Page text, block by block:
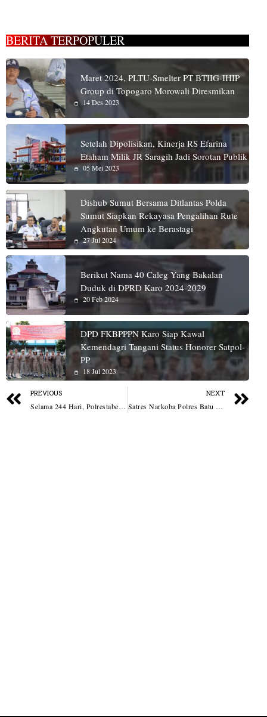
BERITA TERPOPULER
Maret 2024, PLTU-Smelter PT BTIIG-IHIP
Group di Topogaro Morowali Diresmikan
14 Des 2023
Setelah Dipolisikan, Kinerja RS Efarina
Etaham Milik JR Saragih Jadi Sorotan Publik
05 Mei 2023
Dishub Sumut Bersama Ditlantas Polda
Sumut Siapkan Rekayasa Pengalihan Rute
Angkutan Umum ke Berastagi
27 Jul 2024
Berikut Nama 40 Caleg Yang Bakalan
Duduk di DPRD Karo 2024-2029
20 Feb 2024
DPD FKBPPPN Karo Siap Kawal
Kemendagri Tangani Status Honorer Satpol-
PP
18 Jul 2023
PREVIOUS
Selama 244 Hari, Polrestabes Medan Musnahkan Berbagai Jenis Narkoba Dari Komplotan Jaringan Internasional
NEXT
Satres Narkoba Polres Batu Bara Tangkap 3 Pelaku dan Sita Sabu 1,92 Gram